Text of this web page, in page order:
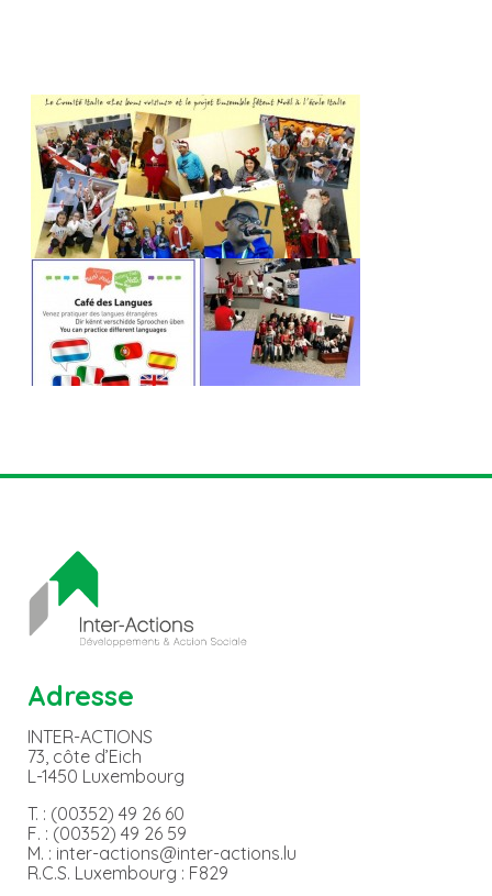
Adresse
INTER-ACTIONS
73, côte d’Eich
L-1450 Luxembourg
T. : (00352) 49 26 60
F. : (00352) 49 26 59
M. : inter-actions@inter-actions.lu
R.C.S. Luxembourg : F829